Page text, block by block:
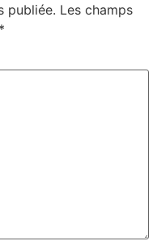
publiée. Les champs
*